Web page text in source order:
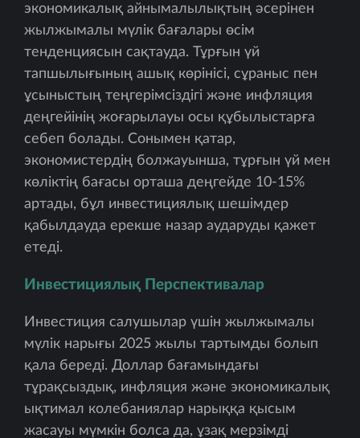
экономикалық айнымалылықтың әсерінен
жылжымалы мүлік бағалары өсім
тенденциясын сақтауда. Тұрғын үй
тапшылығының ашық көрінісі, сұраныс пен
ұсыныстың теңгерімсіздігі және инфляция
деңгейінің жоғарылауы осы құбылыстарға
себеп болады. Сонымен қатар,
экономистердің болжауынша, тұрғын үй мен
көліктің бағасы орташа деңгейде 10-15%
артады, бұл инвестициялық шешімдер
қабылдауда ерекше назар аударуды қажет
етеді.
Инвестициялық Перспективалар
Инвестиция салушылар үшін жылжымалы
мүлік нарығы 2025 жылы тартымды болып
қала береді. Доллар бағамындағы
тұрақсыздық, инфляция және экономикалық
ықтимал колебаниялар нарыққа қысым
жасауы мүмкін болса да, ұзақ мерзімді